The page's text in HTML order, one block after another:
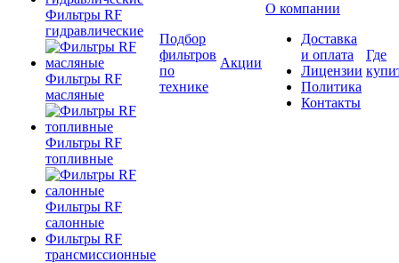
Фильтры RF
гидравлические
Фильтры RF
масляные
Фильтры RF
топливные
Фильтры RF
салонные
Фильтры RF
трансмиссионные
Подбор
фильтров
по
технике
Акции
О компании
Доставка
и оплата
Лицензии
Политика
Контакты
Где